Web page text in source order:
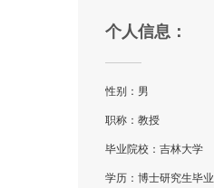
个人信息：
性别：男
职称：教授
毕业院校：吉林大学
学历：博士研究生毕业